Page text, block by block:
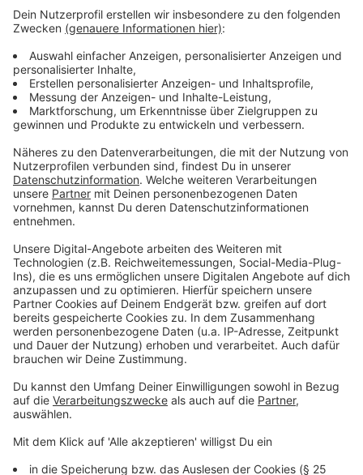
meldet für den Oktober einen Anstieg der Staulänge
um 17 Prozent gegenüber dem Vorjahresmonat. Es
gab über 16.700 Staumeldungen; die Gesamtlänge
betrug fast 29.000 Kilometer. Das hat vor allem die
Autobahnen im Kreis Mettmann und der Region
betroffen. Laut ADAC waren die A1 und die A3
den staureichsten Strecken und auch die A52 fehlt in
der Stau-Auflistung nicht. Hauptgrund für die vielen
Staus: Baustellen. Im Oktober gab es durchschnittlich
680 Baustellen auf den Autobahnen in NRW. 100 mehr
bessere Abstimmung der Baumaßnahmen und
empfiehlt Arbeitnehmern wenn möglich Homeoffice
und flexible Arbeitszeiten, denn auch der November
werde staureich.
Ein Besuch in der Mettmanner Innenstadt könnte sich
Geschäfte schenken ihren Kunden in der
Vorweihnachtszeit wieder Adventstüten. Darauf